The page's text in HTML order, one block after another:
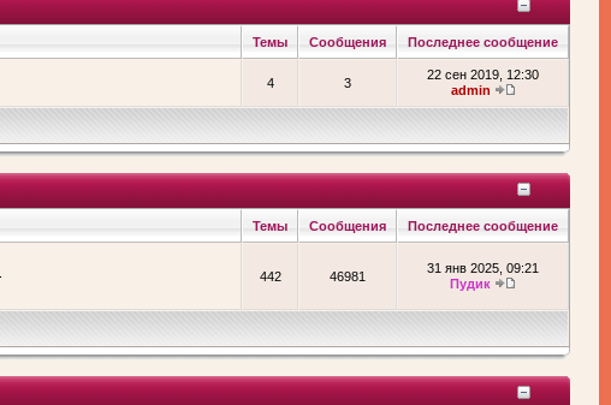
Темы Сообщения Последнее сообщение
4 3
22 сен 2019, 12:30
admin
Темы Сообщения Последнее сообщение
442 46981
31 янв 2025, 09:21
Пудик